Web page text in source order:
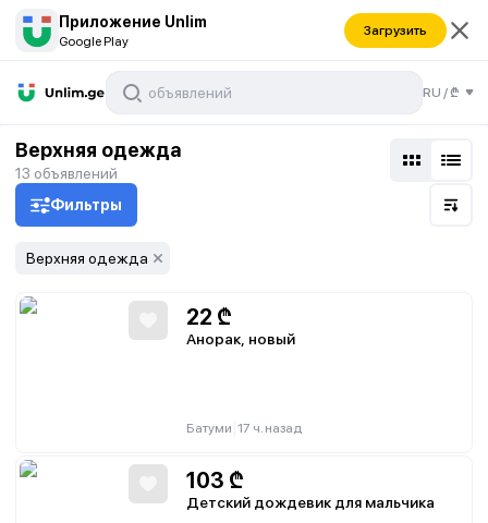
Приложение Unlim
Google Play
Загрузить
RU /₾
Верхняя одежда
13 объявлений
Фильтры
Верхняя одежда
22 ₾
Анорак, новый
Батуми 17 ч. назад
103 ₾
Детский дождевик для мальчика